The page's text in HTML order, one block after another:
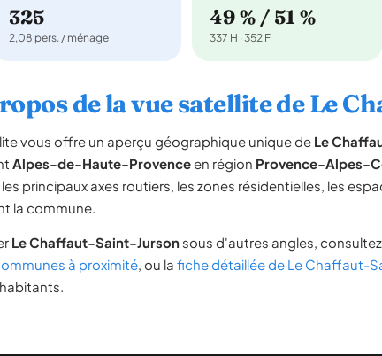
325
2,08 pers. / ménage
49 % / 51 %
337 H · 352 F
de la vue satellite de Le
vous offre un aperçu géographique unique de Le
Alpes-de-Haute-Provenceen région Provence-Alpes-
principaux axes routiers, les zones résidentielles, les
la commune.
Le Chaffaut-Saint-Jurson sous d'autres angles,
à proximité, ou la fiche détaillée de Le Chaffaut-